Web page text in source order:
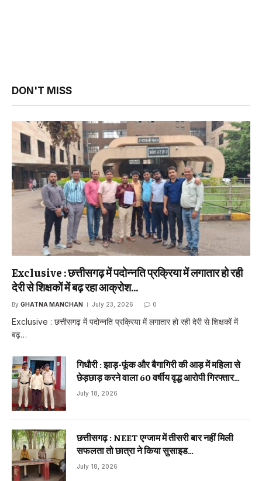
DON'T MISS
Exclusive : छत्तीसगढ़ में पदोन्नति प्रक्रिया में लगातार हो रही
देरी से शिक्षकों में बढ़ रहा आक्रोश…
By GHATNA MANCHAN July 23, 2026 0
Exclusive : छत्तीसगढ़ में पदोन्नति प्रक्रिया में लगातार हो रही देरी से शिक्षकों में
बढ़…
गिधौरी : झाड़-फूंक और बैगागिरी की आड़ में महिला से
छेड़छाड़ करने वाला 60 वर्षीय वृद्ध आरोपी गिरफ्तार…
July 18, 2026
छत्तीसगढ़ : NEET एग्जाम में तीसरी बार नहीं मिली
सफलता तो छात्रा ने किया सुसाइड…
July 18, 2026